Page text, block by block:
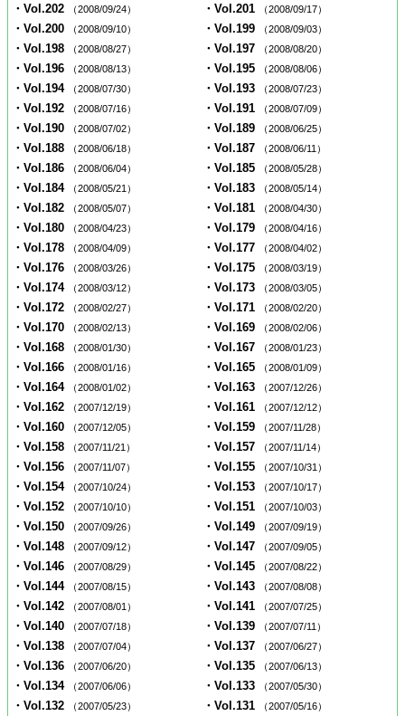
・Vol.202 （2008/09/24） ・Vol.201 （2008/09/17）
・Vol.200 （2008/09/10） ・Vol.199 （2008/09/03）
・Vol.198 （2008/08/27） ・Vol.197 （2008/08/20）
・Vol.196 （2008/08/13） ・Vol.195 （2008/08/06）
・Vol.194 （2008/07/30） ・Vol.193 （2008/07/23）
・Vol.192 （2008/07/16） ・Vol.191 （2008/07/09）
・Vol.190 （2008/07/02） ・Vol.189 （2008/06/25）
・Vol.188 （2008/06/18） ・Vol.187 （2008/06/11）
・Vol.186 （2008/06/04） ・Vol.185 （2008/05/28）
・Vol.184 （2008/05/21） ・Vol.183 （2008/05/14）
・Vol.182 （2008/05/07） ・Vol.181 （2008/04/30）
・Vol.180 （2008/04/23） ・Vol.179 （2008/04/16）
・Vol.178 （2008/04/09） ・Vol.177 （2008/04/02）
・Vol.176 （2008/03/26） ・Vol.175 （2008/03/19）
・Vol.174 （2008/03/12） ・Vol.173 （2008/03/05）
・Vol.172 （2008/02/27） ・Vol.171 （2008/02/20）
・Vol.170 （2008/02/13） ・Vol.169 （2008/02/06）
・Vol.168 （2008/01/30） ・Vol.167 （2008/01/23）
・Vol.166 （2008/01/16） ・Vol.165 （2008/01/09）
・Vol.164 （2008/01/02） ・Vol.163 （2007/12/26）
・Vol.162 （2007/12/19） ・Vol.161 （2007/12/12）
・Vol.160 （2007/12/05） ・Vol.159 （2007/11/28）
・Vol.158 （2007/11/21） ・Vol.157 （2007/11/14）
・Vol.156 （2007/11/07） ・Vol.155 （2007/10/31）
・Vol.154 （2007/10/24） ・Vol.153 （2007/10/17）
・Vol.152 （2007/10/10） ・Vol.151 （2007/10/03）
・Vol.150 （2007/09/26） ・Vol.149 （2007/09/19）
・Vol.148 （2007/09/12） ・Vol.147 （2007/09/05）
・Vol.146 （2007/08/29） ・Vol.145 （2007/08/22）
・Vol.144 （2007/08/15） ・Vol.143 （2007/08/08）
・Vol.142 （2007/08/01） ・Vol.141 （2007/07/25）
・Vol.140 （2007/07/18） ・Vol.139 （2007/07/11）
・Vol.138 （2007/07/04） ・Vol.137 （2007/06/27）
・Vol.136 （2007/06/20） ・Vol.135 （2007/06/13）
・Vol.134 （2007/06/06） ・Vol.133 （2007/05/30）
・Vol.132 （2007/05/23） ・Vol.131 （2007/05/16）